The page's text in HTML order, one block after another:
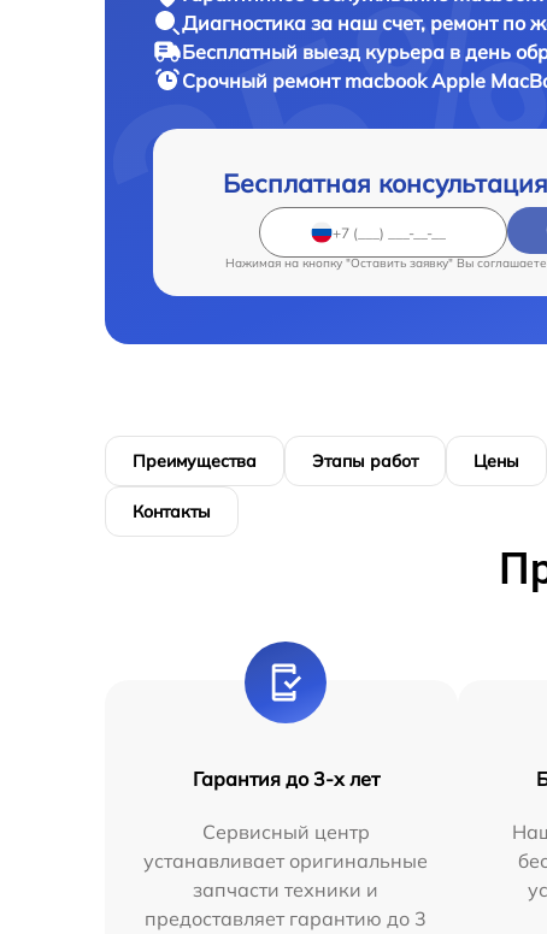
Диагностика за наш счет, ремонт по
Бесплатный выезд курьера в день
Срочный ремонт macbook Apple
Бесплатная
Нажимая на кнопку "Оставить заявку" Вы
Преимущества Этапы работ Цены
Контакты
Гарантия до 3-х лет
Сервисный центр
устанавливает оригинальные
запчасти техники и
предоставляет гарантию до 3